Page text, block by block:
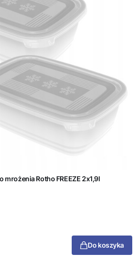
Rotho FREEZE 2x1,9l
Do koszyka